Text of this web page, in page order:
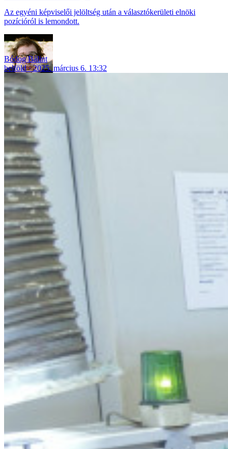
Az egyéni képviselői jelöltség után a választókerületi elnöki
pozícióról is lemondott.
Bódog Bálint
belföld
2025. március 6. 13:32